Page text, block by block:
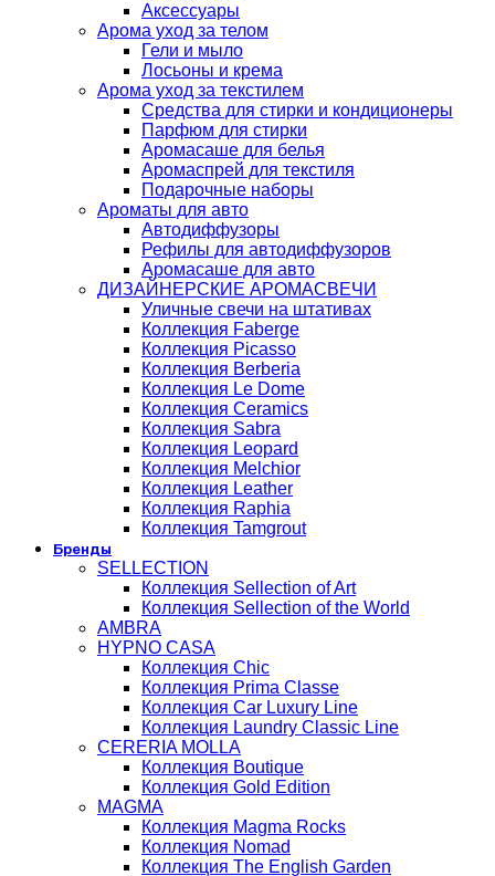
Аксессуары
Арома уход за телом
Гели и мыло
Лосьоны и крема
Арома уход за текстилем
Средства для стирки и кондиционеры
Парфюм для стирки
Аромасаше для белья
Аромаспрей для текстиля
Подарочные наборы
Ароматы для авто
Автодиффузоры
Рефилы для автодиффузоров
Аромасаше для авто
ДИЗАЙНЕРСКИЕ АРОМАСВЕЧИ
Уличные свечи на штативах
Коллекция Faberge
Коллекция Picasso
Коллекция Berberia
Коллекция Le Dome
Коллекция Ceramics
Коллекция Sabra
Коллекция Leopard
Коллекция Melchior
Коллекция Leather
Коллекция Raphia
Коллекция Tamgrout
Бренды
SELLECTION
Коллекция Sellection of Art
Коллекция Sellection of the World
AMBRA
HYPNO CASA
Коллекция Chic
Коллекция Prima Classe
Коллекция Car Luxury Line
Коллекция Laundry Classic Line
CERERIA MOLLA
Коллекция Boutique
Коллекция Gold Edition
MAGMA
Коллекция Magma Rocks
Коллекция Nomad
Коллекция The English Garden